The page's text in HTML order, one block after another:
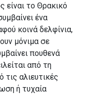
είναι το Θρακικό
ένα
κοινά δελφίνια,
μόνιμα σε
πουθενά
από τη
αλιευτικές
ή τυχαία